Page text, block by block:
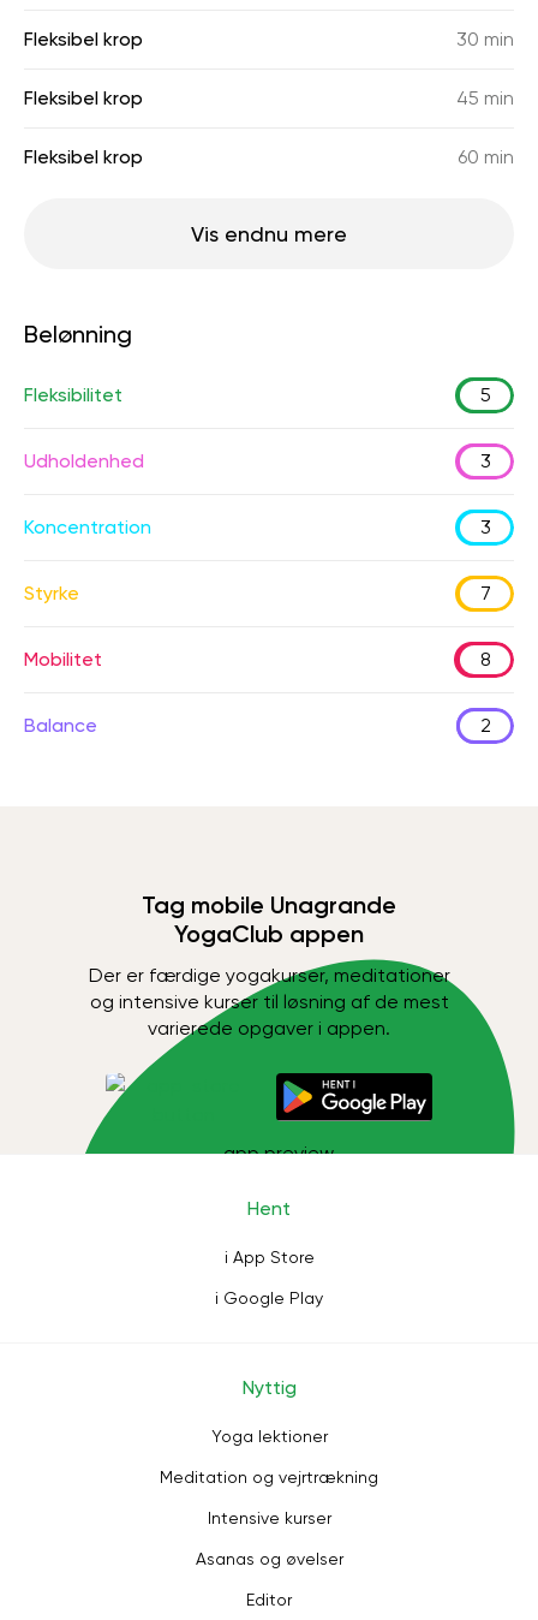
Fleksibel krop 30 min
Fleksibel krop 45 min
Fleksibel krop 60 min
Vis endnu mere
Belønning
Fleksibilitet 5
Udholdenhed 3
Koncentration 3
Styrke 7
Mobilitet 8
Balance 2
Tag mobile Unagrande
YogaClub appen
Der er færdige yogakurser, meditationer
og intensive kurser til løsning af de mest
varierede opgaver i appen.
Hent
i App Store
i Google Play
Nyttig
Yoga lektioner
Meditation og vejrtrækning
Intensive kurser
Asanas og øvelser
Editor